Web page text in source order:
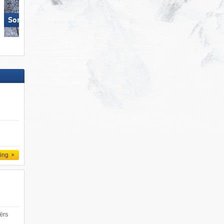
Sonnenkopf – Klösterle Silvretta Montafon